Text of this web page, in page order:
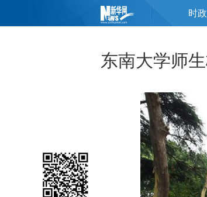
时
东南大学师